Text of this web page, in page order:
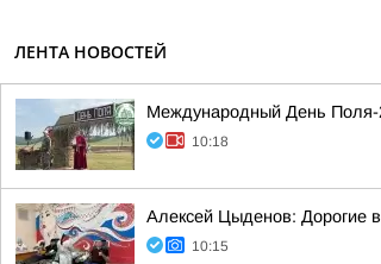
ЛЕНТА НОВОСТЕЙ
Международный День Поля-
10:18
Алексей Цыденов: Дорогие
10:15